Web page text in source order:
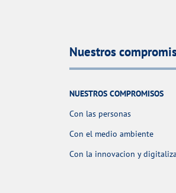
Nuestros
NUESTROS COMPROMISOS
Con las personas
Con el medio ambiente
Con la innovacion y